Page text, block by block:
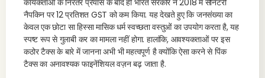
कार्यकर्ताओं के निरंतर प्रयास के बाद ही भारत सरकार ने 2018 में सैनिटरी
नैपकिन पर 12 प्रतिशत GST को कम किया. यह देखते हुए कि जनसंख्या का
केवल एक छोटा सा हिस्सा मासिक धर्म स्वच्छता वस्तुओं का उपयोग करता है, यह
स्पष्ट रूप से गुलाबी कर का मामला नहीं होगा. हालांकि, आवश्यकताओं पर इस
कठोर टैक्स के बारे में जानना अभी भी महत्वपूर्ण है क्योंकि ऐसा करने से पिंक
टैक्स का अनावश्यक फाइनेंशियल वज़न बढ़ जाता है.